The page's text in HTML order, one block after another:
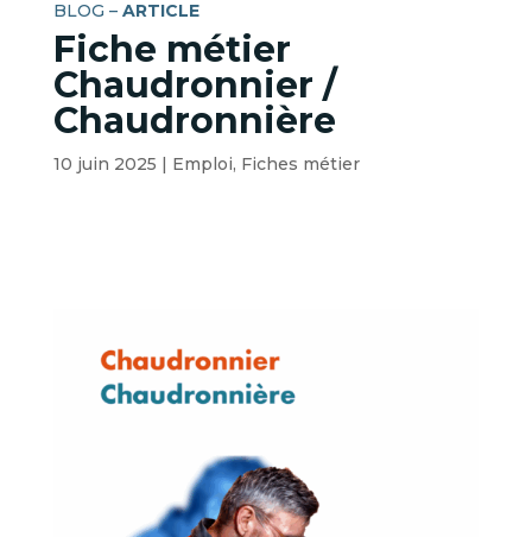
BLOG – ARTICLE
Fiche métier
Chaudronnier /
Chaudronnière
10 juin 2025 Emploi, Fiches métier